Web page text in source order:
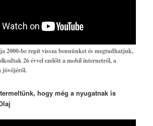
2000-be repít vissza bennünket és megtudhatjuk,
26 évvel ezelőtt a mobil internetről, a
jövőjéről.
hogy még a nyugatnak is